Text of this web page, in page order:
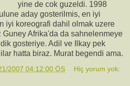
yine de cok guzeldi. 1998
aday gosterilmis, en iyi
iyi koreografi dahil olmak uzere
Afrika'da da sahnelenmeye
gosteriye. Adil ve Ilkay pek
hatta biraz. Murat begendi ama.
2007 04:12:00 ÖS Hiç yorum yok: